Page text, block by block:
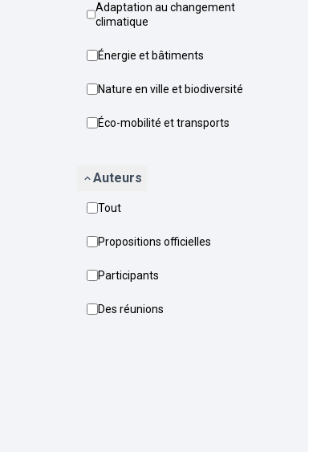
Adaptation au changement
climatique
Énergie et bâtiments
Nature en ville et biodiversité
Éco-mobilité et transports
Auteurs
Tout
Propositions officielles
Participants
Des réunions